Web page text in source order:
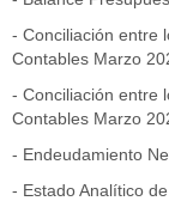
- Conciliación entre
Contables Marzo
- Conciliación entre
Contables Marzo
- Endeudamiento
- Estado Analítico